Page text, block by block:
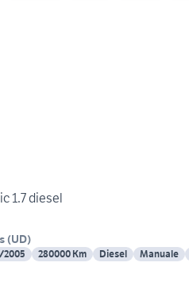
1.7 diesel
(UD)
2005 280000 Km Diesel Manuale